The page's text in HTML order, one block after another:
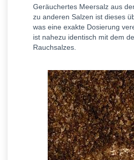
Geräuchertes Meersalz aus
zu anderen Salzen ist dieses
was eine exakte Dosierung
ist nahezu identisch mit dem
Rauchsalzes.